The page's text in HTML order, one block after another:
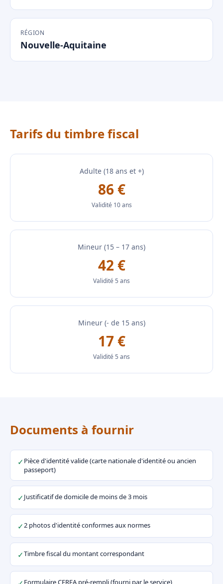
RÉGION
Nouvelle-Aquitaine
Tarifs du timbre fiscal
Adulte (18 ans et +)
86 €
Validité 10 ans
Mineur (15 – 17 ans)
42 €
Validité 5 ans
Mineur (- de 15 ans)
17 €
Validité 5 ans
Documents à fournir
✓ Pièce d'identité valide (carte nationale d'identité ou ancien
passeport)
✓Justificatif de domicile de moins de 3 mois
✓2 photos d'identité conformes aux normes
✓Timbre fiscal du montant correspondant
Formulaire CERFA pré-rempli (fourni par le service)